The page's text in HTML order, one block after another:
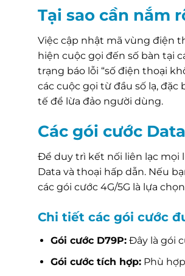
Tại sao cần nắm
Việc cập nhật mã vùng điện
hiện cuộc gọi đến số bàn tại
trạng báo lỗi “số điện thoại
các cuộc gọi từ đầu số lạ,
tế để lừa đảo người dùng.
Các gói cước
Để duy trì kết nối liên lạc mọi
Data và thoại hấp dẫn. Nếu
các gói cước 4G/5G là lựa
Chi tiết các gói cước
Gói cước D79P:Đây là gói
Gói cước tích hợp:Phù